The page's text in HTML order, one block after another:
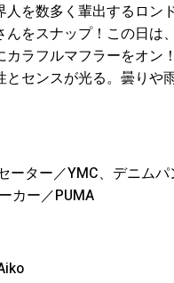
を数多く輩出するロ
んをスナップ！この日
ラフルマフラーをオン
とセンスが光る。曇り
ーター／YMC、デニム
カー／PUMA